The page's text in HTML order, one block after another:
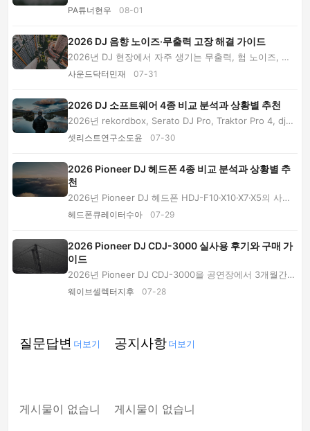
브, 서브우퍼, 연결 단자, 예산과 청음 테스트...
PA튜너현우 08-01
2026 DJ 음향 노이즈·무출력 고장 해결 가이드
2026년 DJ 현장에서 자주 생기는 무출력, 험 노이즈, 클
리핑, USB 끊김의 원인을 구분하고 단계별 점검·...
사운드닥터민재 07-31
2026 DJ 소프트웨어 4종 비교 분석과 상황별 추천
2026년 rekordbox, Serato DJ Pro, Traktor Pro 4, djay
Pro의 호환성·기능·비용 구조를 비교하고 클럽,...
셋리스트연구소도윤 07-30
2026 Pioneer DJ 헤드폰 4종 비교 분석과 상황별 추
천
2026년 Pioneer DJ 헤드폰 HDJ-F10·X10·X7·X5의 사양,
가격대, 무선 연결과 착용성을 비교하고 클럽·야...
헤드폰큐레이터수아 07-29
2026 Pioneer DJ CDJ-3000 실사용 후기와 구매 가
이드
2026년 Pioneer DJ CDJ-3000을 공연장에서 3개월간
사용한 경험을 바탕으로 조그 휠, USB, LINK, 핫큐의...
웨이브셀렉터지후 07-28
질문답변
게시물이 없습니
더보기 공지사항
게시물이 없습니
더보기